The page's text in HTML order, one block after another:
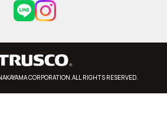
CORPORATION.ALL RIGHTS RESERVED.